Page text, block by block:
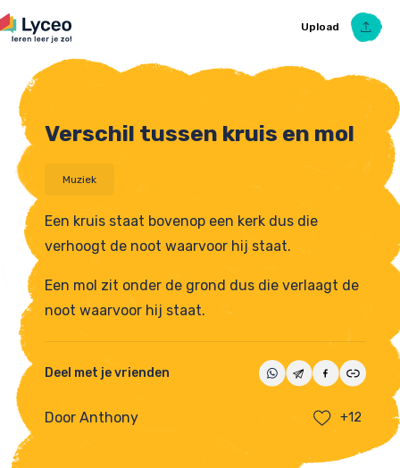
Upload
Upload Ezelsbruggetje
Verschil tussen kruis en mol
Muziek
Een kruis staat bovenop een kerk dus die
verhoogt de noot waarvoor hij staat.
Een mol zit onder de grond dus die verlaagt de
noot waarvoor hij staat.
Deel met je vrienden
Door Anthony +12